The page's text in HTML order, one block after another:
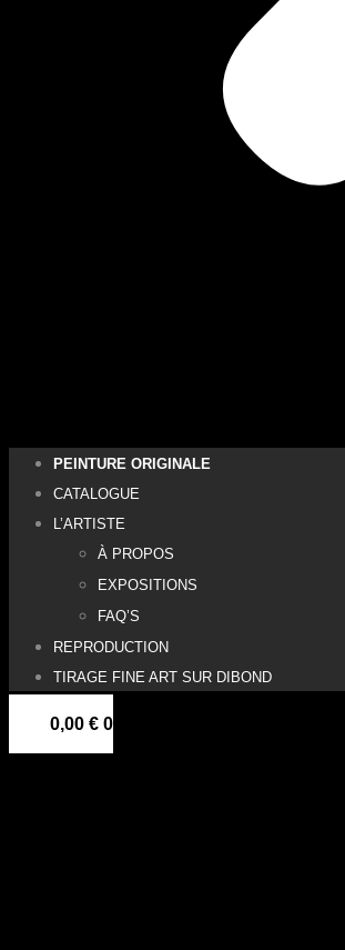
PEINTURE ORIGINALE
CATALOGUE
L’ARTISTE
À PROPOS
EXPOSITIONS
FAQ’S
REPRODUCTION
TIRAGE FINE ART SUR DIBOND
0,00 € 0